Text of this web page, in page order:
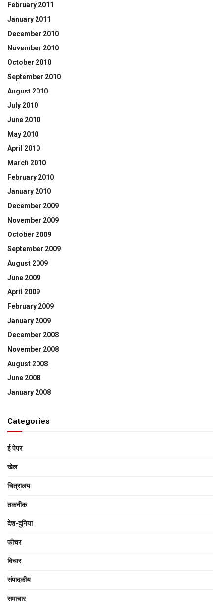
February 2011
January 2011
December 2010
November 2010
October 2010
September 2010
August 2010
July 2010
June 2010
May 2010
April 2010
March 2010
February 2010
January 2010
December 2009
November 2009
October 2009
September 2009
August 2009
June 2009
April 2009
February 2009
January 2009
December 2008
November 2008
August 2008
June 2008
January 2008
Categories
ई पेपर
खेल
चित्रालय
तकनीक
देश-दुनिया
फीचर
विचार
संपादकीय
समाचार